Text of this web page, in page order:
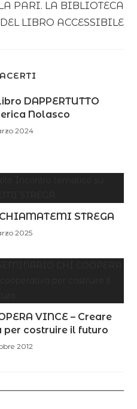
PARI. LA BIBLIOTECA
LIBRO ACCESSIBILE
DAPPERTUTTO
Nolasco
2024
STREGA
2025
VINCE – Creare
costruire il futuro
2012